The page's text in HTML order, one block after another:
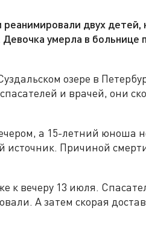
двух
умерла в
озере в
и врачей, они
а 15-летний юноша
источник. Причиной
к вечеру 13 июля.
А затем скорая